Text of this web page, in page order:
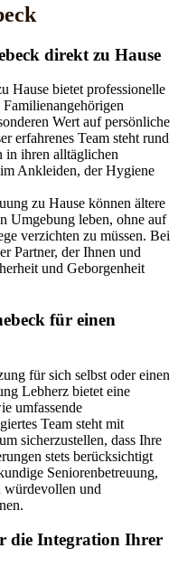
direkt zu Hause
Hause bietet professionelle
Wert auf persönliche
erfahrenes Team steht rund
in ihren alltäglichen
Ankleiden, der Hygiene
zu Hause können ältere
Umgebung leben, ohne auf
verzichten zu müssen. Bei
Partner, der Ihnen und
und Geborgenheit
für einen
für sich selbst oder einen
Lebherz bietet eine
umfassende
Team steht mit
sicherzustellen, dass Ihre
stets berücksichtigt
Seniorenbetreuung,
würdevollen und
die Integration Ihrer